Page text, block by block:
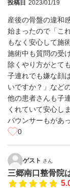
投稿日 2023/01/19
産後の骨盤の違和
始まったので「こ
もなく安心して施
施術中も質問の受
除くやり方がとて
子連れでも嫌な顔
いですか？」など
他の患者さんも子
くれていて安心し
バウンサーもがあ
0
ゲスト さん
三郷南口整骨院